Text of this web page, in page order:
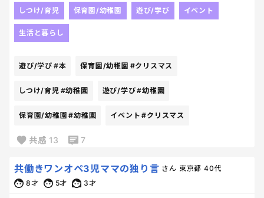
全然受け取れそうな時間じゃないですよー。
くっそ忙しい時間ですよー。
LINEを送ればいいのに。
でキレられるのは胸糞悪い。
3才とは思えないんだけど。
年齢詐称してない？てか、その力いつ使う予定だっ
たの？
しい地獄が始まり、気づいたら私がメインで制作し
主役交代、早すぎだって。
で、15分くらい経つと、何事もなかったかのように
楽しそうにやり始めるんだけど。
しわしわになるほどすでに読み返してて
次のも絶対欲しい！！と言っていたなかで
お年玉おをもらったので
買った日は帰宅時間が遅かったから
翌日にやろう、を何とか納得してもらって
枕の下に幼稚園📚置いて就寝。笑
かーちゃん、もう朝？起きて良い？って起こされて
😂
そのあと６時前にはしっかり起床。
しつけ/育児 保育園/幼稚園 遊び/学び イベント
生活と暮らし
遊び/学び #本 保育園/幼稚園 #クリスマス
しつけ/育児 #幼稚園 遊び/学び#幼稚園
保育園/幼稚園 #幼稚園 イベント #クリスマス
共感 13 7
共働きワンオペ3児ママの独り言 さん 東京都 40代
8才
5才 3才